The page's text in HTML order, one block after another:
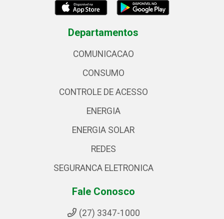
Departamentos
COMUNICACAO
CONSUMO
CONTROLE DE ACESSO
ENERGIA
ENERGIA SOLAR
REDES
SEGURANCA ELETRONICA
Fale Conosco
(27) 3347-1000